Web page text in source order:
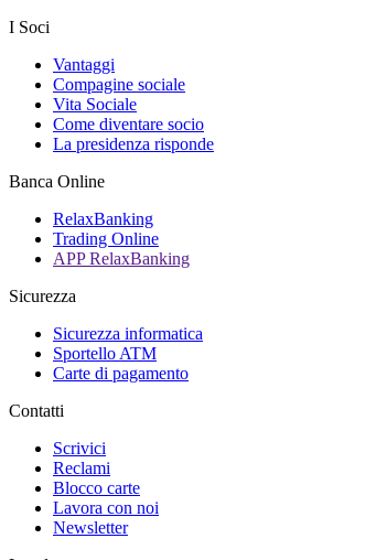
I Soci
Vantaggi
Compagine sociale
Vita Sociale
Come diventare socio
La presidenza risponde
Banca Online
RelaxBanking
Trading Online
APP RelaxBanking
Sicurezza
Sicurezza informatica
Sportello ATM
Carte di pagamento
Contatti
Scrivici
Reclami
Blocco carte
Lavora con noi
Newsletter